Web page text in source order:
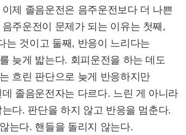
제 졸음운전은 음주운전보다 더 나쁜
주운전이 문제가 되는 이유는 첫째,
는 것이고 둘째, 반응이 느리다는
늦게 밟는다. 회피운전을 하는 데도
흐린 판단으로 늦게 반응하지만
졸음운전자는 다르다. 느린 게 아니라
다. 판단을 하지 않고 반응을 멈춘다.
는다. 핸들을 돌리지 않는다.